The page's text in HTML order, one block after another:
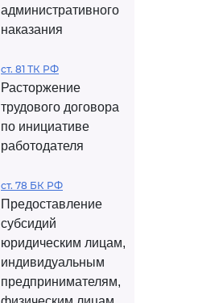
административного
наказания
ст. 81 ТК РФ
Расторжение
трудового договора
по инициативе
работодателя
ст. 78 БК РФ
Предоставление
субсидий
юридическим лицам,
индивидуальным
предпринимателям,